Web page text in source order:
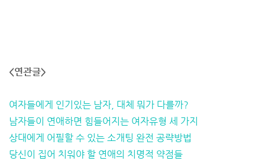
<연관글>
여자들에게 인기있는 남자, 대체 뭐가 다를까?
남자들이 연애하면 힘들어지는 여자유형 세 가지
상대에게 어필할 수 있는 소개팅 완전 공략방법
당신이 집어 치워야 할 연애의 치명적 약점들